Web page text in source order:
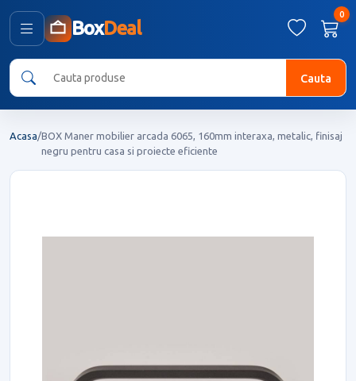
BoxDeal
0
Cauta
Acasa/BOX Maner mobilier arcada 6065, 160mm interaxa, metalic, finisaj
negru pentru casa si proiecte eficiente